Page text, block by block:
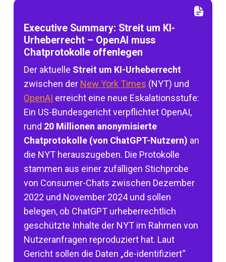
Executive Summary: Streit um KI-
Urheberrecht – OpenAI muss
Chatprotokolle offenlegen
Der aktuelle Streit um KI-Urheberrecht
zwischen der New York Times (NYT) und
OpenAI erreicht eine neue Eskalationsstufe:
Ein US-Bundesgericht verpflichtet OpenAI,
rund 20 Millionen anonymisierte
Chatprotokolle (von ChatGPT-Nutzern) an
die NYT herauszugeben. Die Protokolle
stammen aus einer zufälligen Stichprobe
von Consumer-Chats zwischen Dezember
2022 und November 2024 und sollen
belegen, ob ChatGPT urheberrechtlich
geschützte Inhalte der NYT im Rahmen von
Nutzeranfragen reproduziert hat. Laut
Gericht sollen die Daten „de-identifiziert“